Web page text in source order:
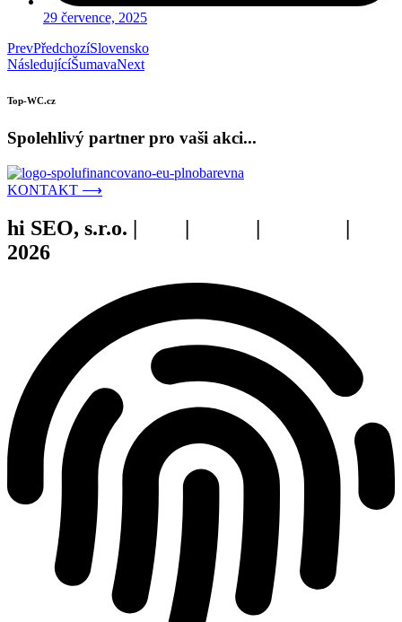
29 července, 2025
PrevPředchozíSlovensko
NásledujícíŠumavaNext
Top-WC.cz
Spolehlivý partner pro vaši akci...
KONTAKT ⟶
hi SEO, s.r.o. | | |
|
2026